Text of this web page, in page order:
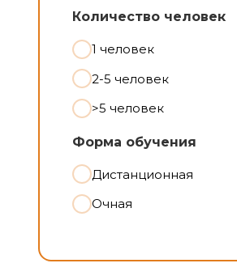
Количество человек
1 человек
2-5 человек
>5 человек
Форма обучения
Дистанционная
Очная